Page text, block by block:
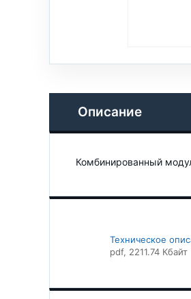
Описание
Комбинированный
Техническое
pdf, 2211.74 Кбайт